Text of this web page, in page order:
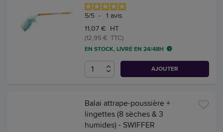
5/5 - 1 avis
11,07 € HT
(12,95 € TTC)
EN STOCK, LIVRÉ EN 24/48H
AJOUTER
Balai attrape-poussière +
lingettes (8 sèches & 3
humides) - SWIFFER